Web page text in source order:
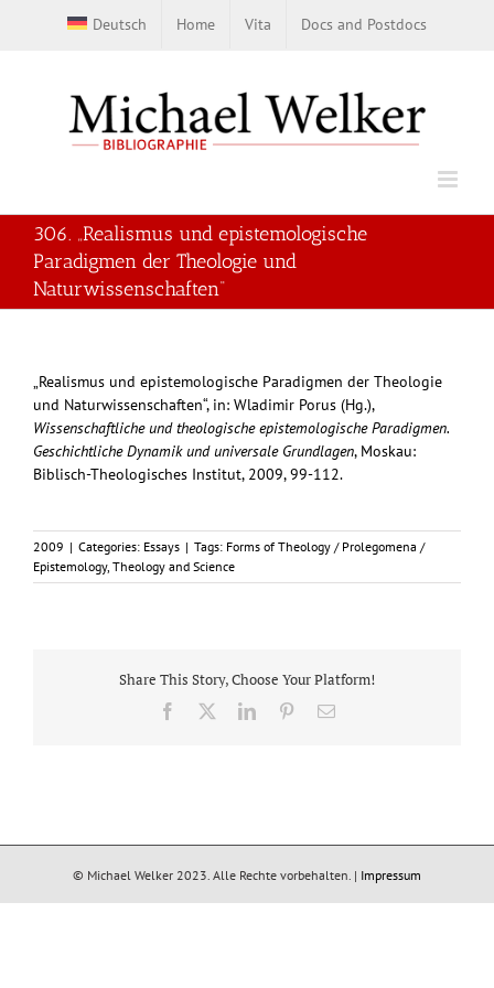
Deutsch Home Vita Docs and Postdocs
306. „Realismus und epistemologische
Paradigmen der Theologie und
Naturwissenschaften“
„Realismus und epistemologische Paradigmen der Theologie
und Naturwissenschaften“, in: Wladimir Porus (Hg.),
Wissenschaftliche und theologische epistemologische Paradigmen.
Geschichtliche Dynamik und universale Grundlagen, Moskau:
Biblisch-Theologisches Institut, 2009, 99-112.
2009 | Categories: Essays | Tags: Forms of Theology / Prolegomena /
Epistemology, Theology and Science
Share This Story, Choose Your Platform!
Facebook LinkedInPinterestEmail
© Michael Welker 2023. Alle Rechte vorbehalten. | Impressum